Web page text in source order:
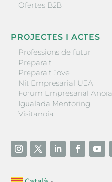
Ofertes B2B
PROJECTES I ACTES
Professions de futur
Prepara’t
Prepara’t Jove
Nit Empresarial UEA
Forum Empresarial Anoia
Igualada Mentoring
Visitanoia
▼